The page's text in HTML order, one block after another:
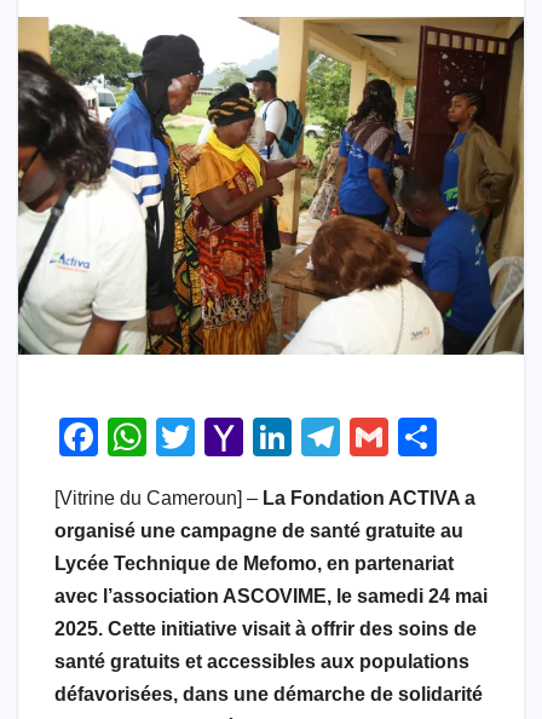
F
c
e
b
o
o
k
W
at
s
A
p
p
T
tt
er
Y
h
o
o
M
ail
Li
k
e
dI
n
T
e
gr
a
m
G
ail ar
e
[Vitrine du Cameroun] – La Fondation ACTIVA a
organisé une campagne de santé gratuite au
Lycée Technique de Mefomo, en partenariat
avec l’association ASCOVIME, le samedi 24 mai
2025. Cette initiative visait à offrir des soins de
santé gratuits et accessibles aux populations
défavorisées, dans une démarche de solidarité